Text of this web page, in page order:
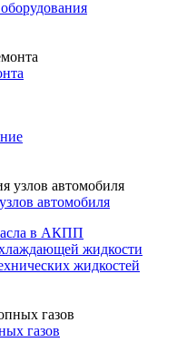
автомобиля
в АКПП
жидкости
жидкостей
газов